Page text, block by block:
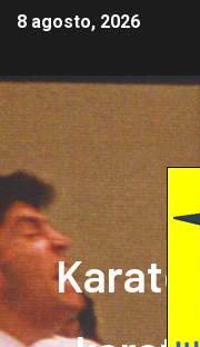
8 agosto, 2026
Karate